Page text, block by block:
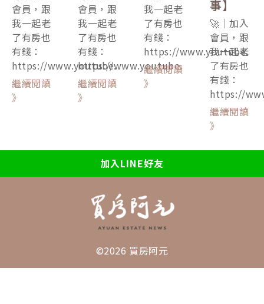
會員，跟
我一起老
了有房也
有錢：
https://www.youtube.
繼續閱讀
》
會員，跟
我一起老
了有房也
有錢：
https://www.youtube.
繼續閱讀
》
我一起老
了有房也
有錢：
https://www.youtube.
繼續閱讀
》
事】
🚀｜加入
會員，跟
我一起老
了有房也
有錢：
https://
繼續閱讀
》
加入LINE好友
©2026 買房阿元